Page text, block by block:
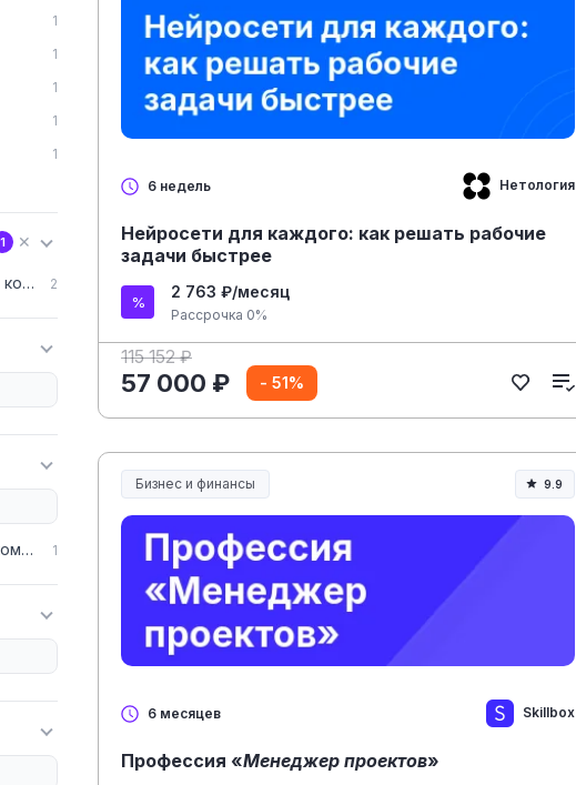
1
1
1
1
1
1 ✕
Государственный земельный контроль 2
Специалист по управлению коммерческой недвижимостью 1
6 недель Нетология
Нейросети для каждого: как решать рабочие
задачи быстрее
2 763 ₽/месяц
Рассрочка 0%
115 152 ₽
57 000 ₽ - 51%
Бизнес и финансы 9.9
6 месяцев Skillbox
Профессия «Менеджер проектов»